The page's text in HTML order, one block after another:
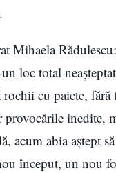
Mihaela
loc total
cu paiete, fără
provocările inedite,
acum abia aștept
început, un nou